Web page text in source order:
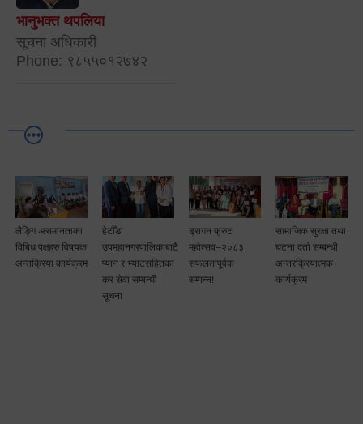
भानुभक्त थपलिया
सूचना अधिकारी
Phone: ९८५५०१२७४२
लैङ्गि असमानताका
विबिध पक्षहरु विषयक
अन्तक्रिया कार्यक्रम
हेटौँडा
उपमहानगरपालिकाबाटै
प्यान र भ्याटसहितका
कर सेवा सम्बन्धी
सूचना
ड्रागन फ्रुट
महोत्सव–२०८३
सफलतापूर्वक
सम्पन्न!
सामाजिक सुरक्षा तथा
घटना दर्ता सम्बन्धी
अन्तरक्रियात्मक
कार्यक्रम